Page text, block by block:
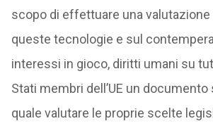
scopo di effettuare una valutazione
queste tecnologie e sul
interessi in gioco, diritti umani su
Stati membri dell’UE un documento
quale valutare le proprie scelte